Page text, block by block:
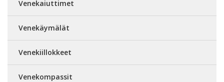
Venekaiuttimet
Venekäymälät
Venekiillokkeet
Venekompassit